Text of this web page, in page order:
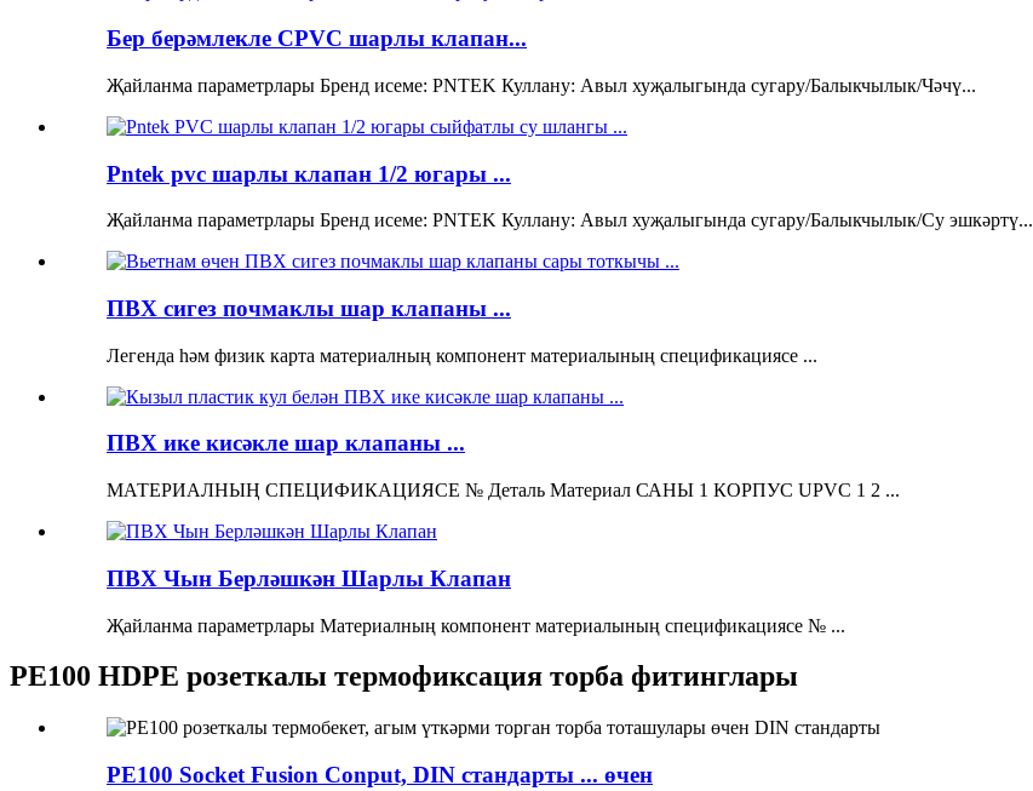
Бер берәмлекле CPVC шарлы клапан...
Җайланма параметрлары Бренд исеме: PNTEK Куллану: Авыл хуҗалыгында сугару/Балыкчылык/Чәчү...
Pntek pvc шарлы клапан 1/2 югары ...
Җайланма параметрлары Бренд исеме: PNTEK Куллану: Авыл хуҗалыгында сугару/Балыкчылык/Су эшкәртү...
ПВХ сигез почмаклы шар клапаны ...
Легенда һәм физик карта материалның компонент материалының спецификациясе ...
ПВХ ике кисәкле шар клапаны ...
МАТЕРИАЛНЫҢ СПЕЦИФИКАЦИЯСЕ № Деталь Материал САНЫ 1 КОРПУС UPVC 1 2 ...
ПВХ Чын Берләшкән Шарлы Клапан
Җайланма параметрлары Материалның компонент материалының спецификациясе № ...
PE100 HDPE розеткалы термофиксация торба фитинглары
PE100 Socket Fusion Conput, DIN стандарты ... өчен